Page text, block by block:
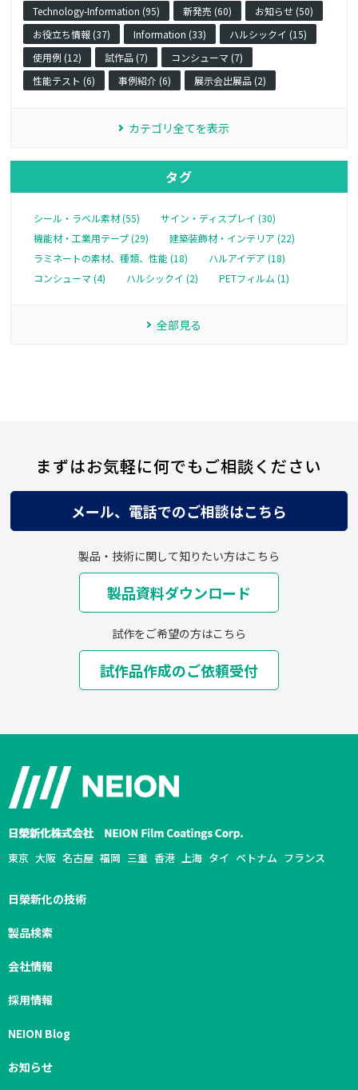
Technology-Information (95) 新発売 (60)
お知らせ (50)
お役立ち情報 (37)
Information (33)
ハルシックイ (15)
使用例 (12)
試作品 (7)
コンシューマ (7)
性能テスト (6)
事例紹介 (6) 展示会出展品 (2)
カテゴリ全てを表示
タグ
シール・ラベル素材 (55)
サイン・ディスプレイ (30)
機能材・工業用テープ (29)
建築装飾材・インテリア (22)
ラミネートの素材、種類、性能 (18)
ハルアイデア (18)
コンシューマ (4)
ハルシックイ (2) PETフィルム (1)
全部見る
まずはお気軽に何でもご相談ください
メール、電話でのご相談はこちら
製品資料ダウンロード
製品・技術に関して知りたい方はこちら
試作品作成のご依頼受付
試作をご希望の方はこちら
東京 大阪 名古屋 福岡 三重 香港 上海 タイ ベトナム フランス
日榮新化の技術
製品検索
会社情報
採用情報
NEION Blog
お知らせ